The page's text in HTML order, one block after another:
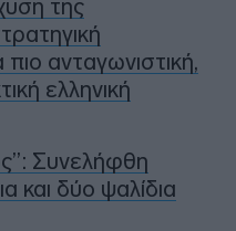
της
ανταγωνιστική,
ελληνική
Συνελήφθη
και δύο ψαλίδια